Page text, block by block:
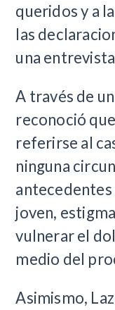
queridos y a
las
una
A través de
reconoció
referirse al
ninguna
antecedentes
joven,
vulnerar el
medio del
Asimismo,